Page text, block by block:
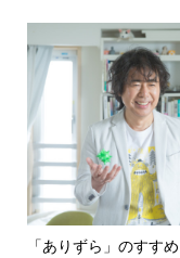
「ありずら」のすす